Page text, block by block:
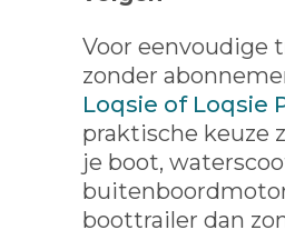
Voor eenvoudige
zonder
Loqsie of Loqsie
praktische keuze
je boot,
boottrailer dan